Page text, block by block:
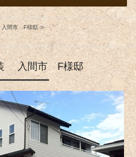
間市 F様邸 ≫
入間市 F様邸